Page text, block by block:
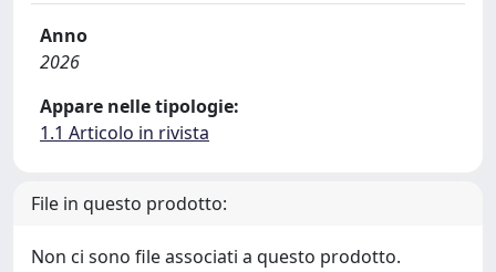
Anno
2026
Appare nelle tipologie:
1.1 Articolo in rivista
File in questo prodotto:
Non ci sono file associati a questo prodotto.